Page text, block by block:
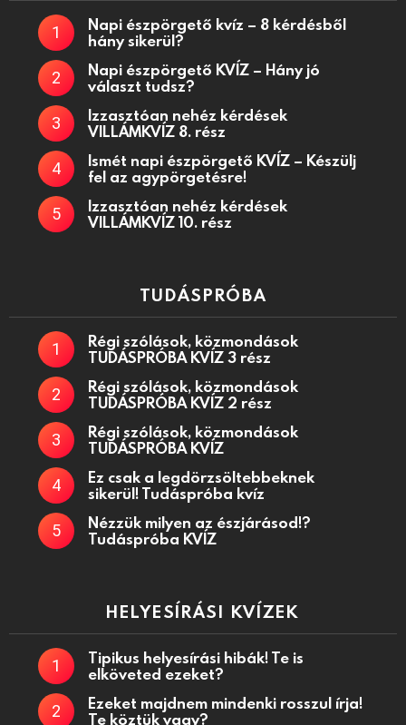
Napi észpörgető kvíz – 8 kérdésből
hány sikerül?
Napi észpörgető KVÍZ – Hány jó
választ tudsz?
Izzasztóan nehéz kérdések
VILLÁMKVÍZ 8. rész
Ismét napi észpörgető KVÍZ – Készülj
fel az agypörgetésre!
Izzasztóan nehéz kérdések
VILLÁMKVÍZ 10. rész
TUDÁSPRÓBA
Régi szólások, közmondások
TUDÁSPRÓBA KVÍZ 3 rész
Régi szólások, közmondások
TUDÁSPRÓBA KVÍZ 2 rész
Régi szólások, közmondások
TUDÁSPRÓBA KVÍZ
Ez csak a legdörzsöltebbeknek
sikerül! Tudáspróba kvíz
Nézzük milyen az észjárásod!?
Tudáspróba KVÍZ
HELYESÍRÁSI KVÍZEK
Tipikus helyesírási hibák! Te is
elköveted ezeket?
Ezeket majdnem mindenki rosszul írja!
Te köztük vagy?